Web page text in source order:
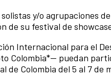
y/o agrupaciones
de su festival de
Internacional para el
Colombia*— puedan
Colombia del 5 al 7 de